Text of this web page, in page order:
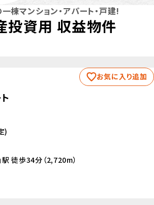
棟マンション・アパート・戸建!
投資用 収益物件
お気に入り追加
)
駅 徒歩34分（2,720m）